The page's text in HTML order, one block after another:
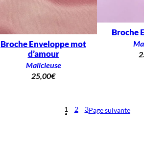
Broche Enveloppe mot
d’amour
Malicieuse
25,00€
Broche
1 2 3Page suivante